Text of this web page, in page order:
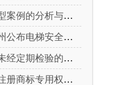
例的分析与启示
安全领域典型案例
验的压力管道被查
商标专用权被查